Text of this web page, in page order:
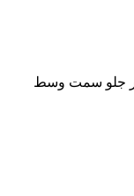
جلو سمت وسط